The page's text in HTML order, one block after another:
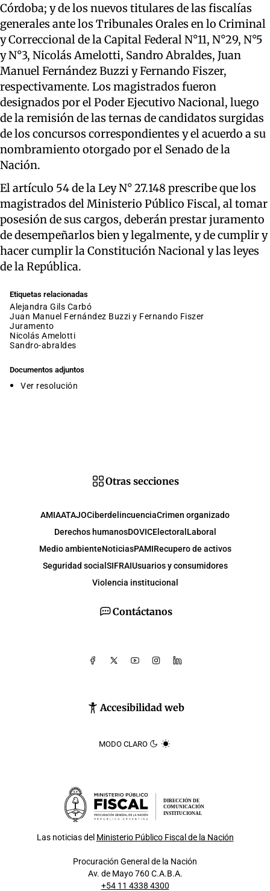
Córdoba; y de los nuevos titulares de las fiscalías
generales ante los Tribunales Orales en lo Criminal
y Correccional de la Capital Federal N°11, N°29, N°5
y N°3, Nicolás Amelotti, Sandro Abraldes, Juan
Manuel Fernández Buzzi y Fernando Fiszer,
respectivamente. Los magistrados fueron
designados por el Poder Ejecutivo Nacional, luego
de la remisión de las ternas de candidatos surgidas
de los concursos correspondientes y el acuerdo a su
nombramiento otorgado por el Senado de la
Nación.
El artículo 54 de la Ley N° 27.148 prescribe que los
magistrados del Ministerio Público Fiscal, al tomar
posesión de sus cargos, deberán prestar juramento
de desempeñarlos bien y legalmente, y de cumplir y
hacer cumplir la Constitución Nacional y las leyes
de la República.
Etiquetas relacionadas
Alejandra Gils Carbó
Juan Manuel Fernández Buzzi y Fernando Fiszer
juramento
Nicolás Amelotti
sandro-abraldes
Documentos adjuntos
Ver resolución
Contáctanos
Accesibilidad web
MODO CLARO
Otras secciones
AMIAATAJOCiberdelincuenciaCrimen organizado
Derechos humanosDOVICElectoral Laboral
Medio ambienteNoticiasPAMIRecupero de activos
Seguridad social SIFRAIUsuarios y consumidores
Violencia institucional
DIRECCIÓN DE
COMUNICACIÓN
INSTITUCIONAL
Las noticias del Ministerio Público Fiscal de la Nación
Procuración General de la Nación
Av. de Mayo 760 C.A.B.A.
+54 11 4338 4300